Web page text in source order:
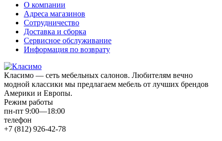
О компании
Адреса магазинов
Сотрудничество
Доставка и сборка
Сервисное обслуживание
Информация по возврату
Класимо — cеть мебельных салонов. Любителям вечно
модной классики мы предлагаем мебель от лучших брендов
Америки и Европы.
Режим работы
пн-пт 9:00—18:00
телефон
+7 (812) 926-42-78